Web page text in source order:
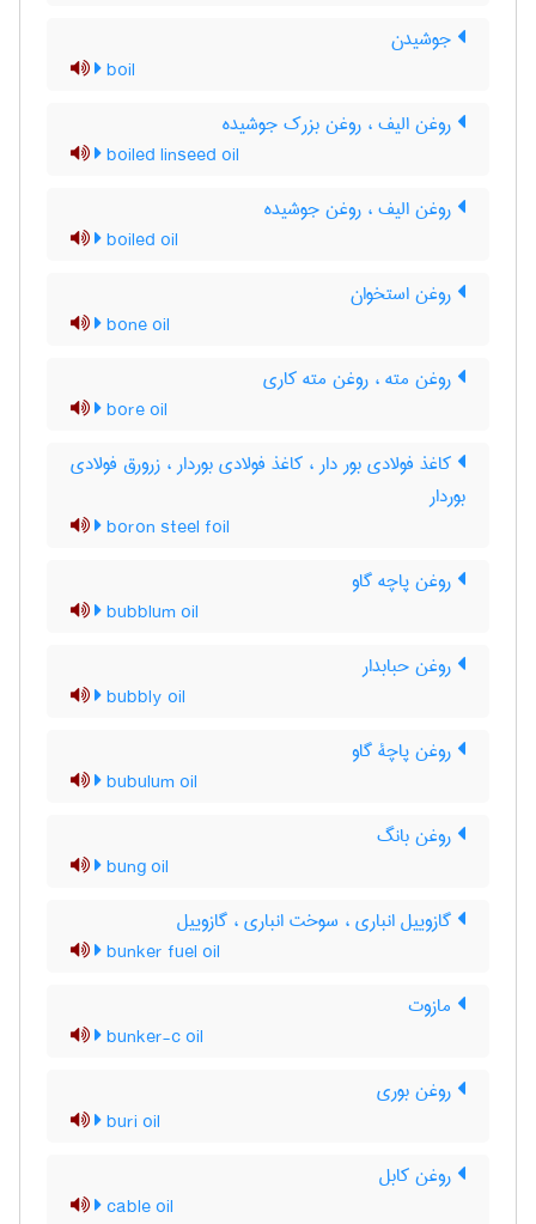
جوشیدن
boil
روغن الیف ، روغن بزرک جوشیده
boiled linseed oil
روغن الیف ، روغن جوشیده
boiled oil
روغن استخوان
bone oil
روغن مته ، روغن مته کاری
bore oil
کاغذ فولادی بور دار ، کاغذ فولادی بوردار ، زرورق فولادی
بوردار
boron steel foil
روغن پاچه گاو
bubblum oil
روغن حبابدار
bubbly oil
روغن پاچۀ گاو
bubulum oil
روغن بانگ
bung oil
گازوییل انباری ، سوخت انباری ، گازوییل
bunker fuel oil
مازوت
bunker-c oil
روغن بوری
buri oil
روغن کابل
cable oil